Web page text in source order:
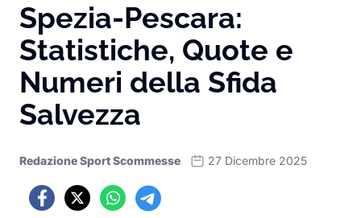
Spezia-Pescara:
Statistiche, Quote e
Numeri della Sfida
Salvezza
Redazione Sport Scommesse 27 Dicembre 2025